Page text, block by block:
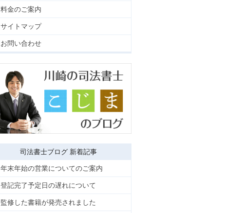
料金のご案内
サイトマップ
お問い合わせ
司法書士ブログ 新着記事
年末年始の営業についてのご案内
登記完了予定日の遅れについて
監修した書籍が発売されました